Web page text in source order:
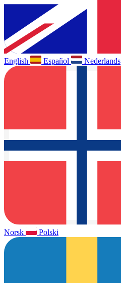
English Español Nederlands
Norsk Polski